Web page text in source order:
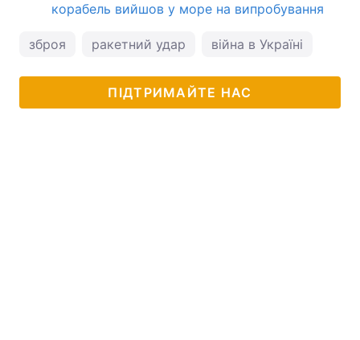
корабель вийшов у море на випробування
зброя ракетний удар війна в Україні
ПІДТРИМАЙТЕ НАС